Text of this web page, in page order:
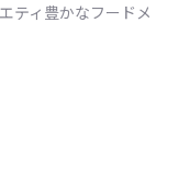
ティ豊かなフードメ